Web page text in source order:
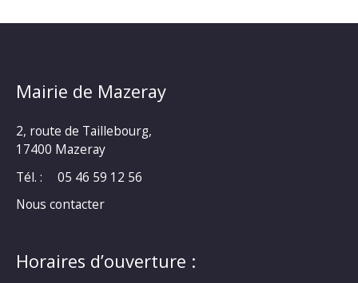
Mairie de Mazeray
2, route de Taillebourg,
17400 Mazeray
Tél. :
05 46 59 12 56
Nous contacter
Horaires d’ouverture :